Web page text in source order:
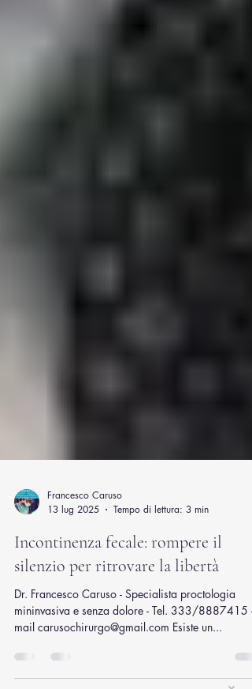
Francesco Caruso